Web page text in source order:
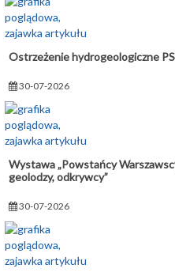
Ostrzeżenie hydrogeologiczne
30-07-2026
Wystawa „Powstańcy
geolodzy, odkrywcy”
30-07-2026